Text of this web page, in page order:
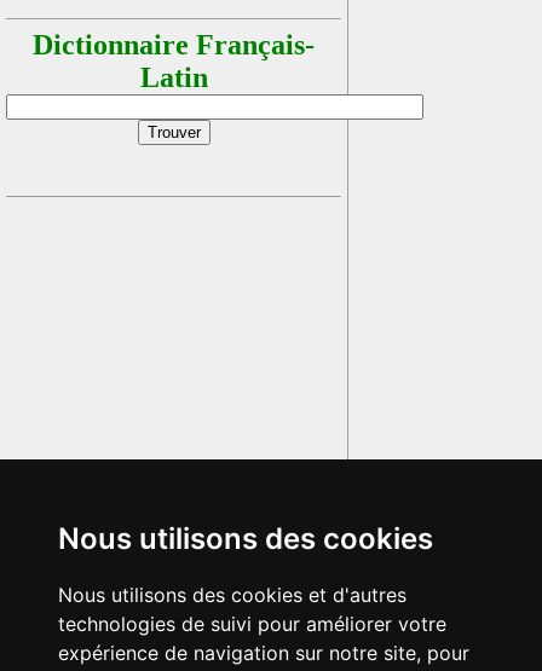
Nous utilisons des cookies
Nous utilisons des cookies et d'autres
technologies de suivi pour améliorer votre
expérience de navigation sur notre site, pour
Dictionnaire Français-
Latin